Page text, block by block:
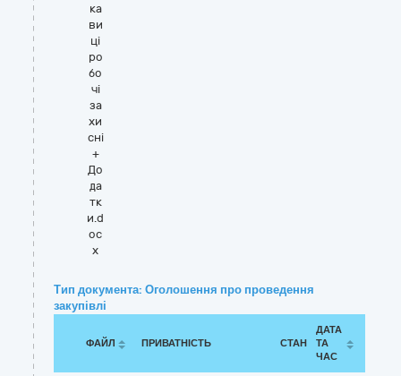
ка
ви
ці
ро
бо
чі
за
хи
сні
+
До
да
тк
и.d
oc
x
Тип документа: Оголошення про проведення
закупівлі
ФАЙЛ ПРИВАТНІСТЬ СТАН
ДАТА
ТА
ЧАС